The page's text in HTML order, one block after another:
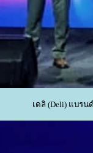
เดลิ (Deli) แบร